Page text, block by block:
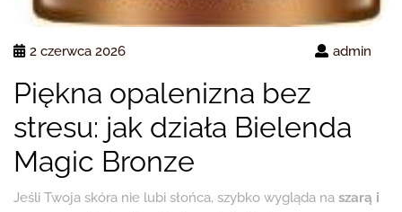
2 czerwca 2026 admin
Piękna opalenizna bez
stresu: jak działa Bielenda
Magic Bronze
Jeśli Twoja skóra nie lubi słońca, szybko wygląda na szarą i